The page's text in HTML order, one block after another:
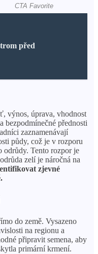
před
výnos, úprava, vhodnost
bezpodmínečné přednosti
zaznamenávají
půdy, což je v rozporu
odrůdy. Tento rozpor je
zelí je náročná na
zjevné
do země. Vysazeno
na regionu a
připravit semena, aby
primární krmení.